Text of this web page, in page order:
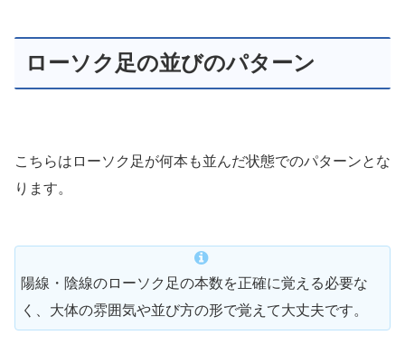
ローソク足の並びのパターン
こちらはローソク足が何本も並んだ状態でのパターンとな
ります。
陽線・陰線のローソク足の本数を正確に覚える必要な
く、大体の雰囲気や並び方の形で覚えて大丈夫です。